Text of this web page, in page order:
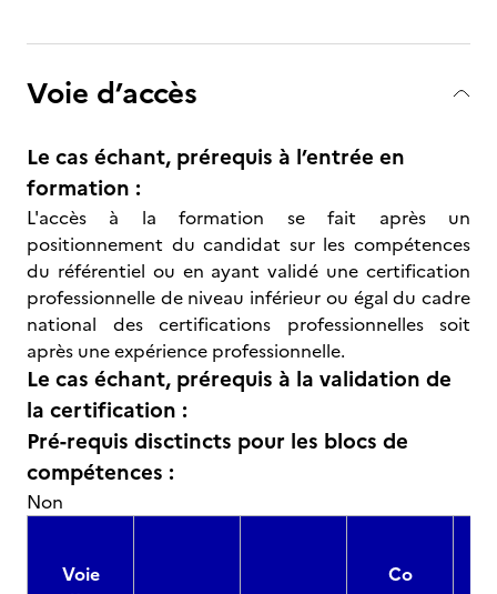
Voie d’accès
Le cas échant, prérequis à l’entrée en
formation :
L'accès à la formation se fait après un
positionnement du candidat sur les compétences
du référentiel ou en ayant validé une certification
professionnelle de niveau inférieur ou égal du cadre
national des certifications professionnelles soit
après une expérience professionnelle.
Le cas échant, prérequis à la validation de
la certification :
Pré-requis disctincts pour les blocs de
compétences :
Non
Voie
Co